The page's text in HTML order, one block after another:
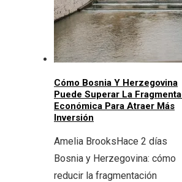
Cómo Bosnia Y Herzegovina
Puede Superar La
Económica Para Atraer Más
Inversión
Amelia BrooksHace 2 días
Bosnia y Herzegovina: cómo
reducir la fragmentación